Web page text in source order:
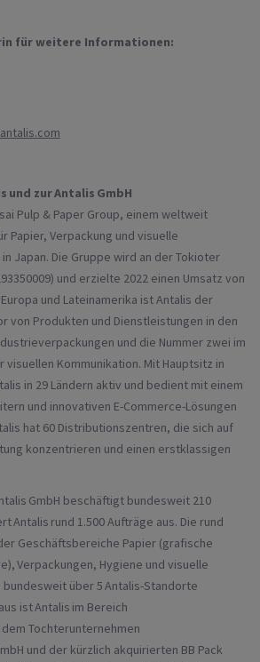
für weitere Informationen:
und zur Antalis GmbH
Pulp & Paper Group, einem weltweit
Papier, Verpackung und visuelle
Japan. Die Gruppe wird an der Tokioter
und erzielte 2022 einen Umsatz von
und Lateinamerika ist Antalis der
von Produkten und Dienstleistungen in den
und die Nummer zwei im
Kommunikation. Mit Hauptsitz in
in 29 Ländern aktiv und bedient mit einem
und innovativen E-Commerce-Lösungen
hat 60 Distributionszentren, die sich auf
konzentrieren und einen erstklassigen
GmbH beschäftigt bundesweit 210
Antalis rund 1.500 Aufträge aus. Die rund
Geschäftsbereiche Papier (grafische
Verpackungen, Hygiene und visuelle
über 5 Antalis-Standorte
ist Antalis im Bereich
Tochterunternehmen
und der kürzlich akquirierten BB Pack